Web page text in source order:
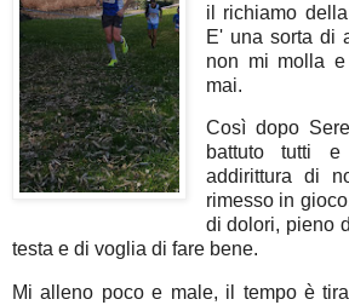
il richiamo
E' una sorta di
non mi molla
mai.
Così dopo
battuto tutti
addirittura di
rimesso in
di dolori, pieno
testa e di voglia di fare bene.
Mi alleno poco e male, il tempo è